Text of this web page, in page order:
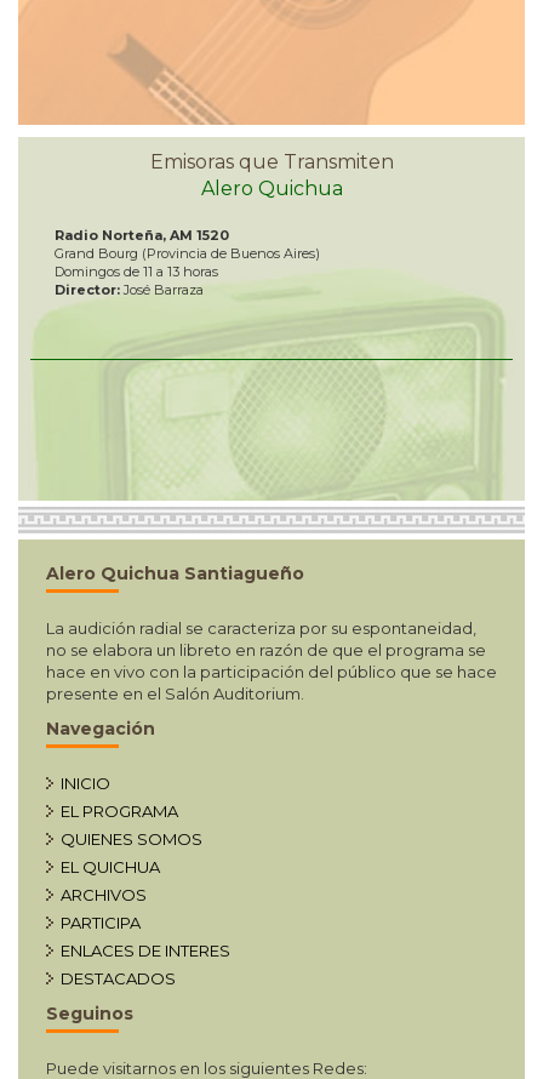
Emisoras que Transmiten
Alero Quichua
Radio Norteña, AM 1520
Grand Bourg (Provincia de Buenos Aires)
Domingos de 11 a 13 horas
Director:José Barraza
Alero Quichua Santiagueño
La audición radial se caracteriza por su espontaneidad,
no se elabora un libreto en razón de que el programa se
hace en vivo con la participación del público que se hace
presente en el Salón Auditorium.
Navegación
INICIO
EL PROGRAMA
QUIENES SOMOS
EL QUICHUA
ARCHIVOS
PARTICIPA
ENLACES DE INTERES
DESTACADOS
Seguinos
Puede visitarnos en los siguientes Redes: